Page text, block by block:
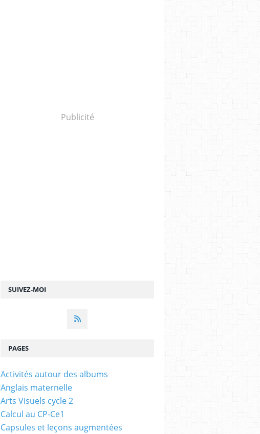
SUIVEZ-MOI
Publicité
PAGES
Activités autour des albums
Anglais maternelle
Arts Visuels cycle 2
Calcul au CP-Ce1
Capsules et leçons augmentées